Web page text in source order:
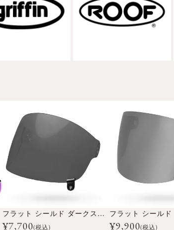
フラット シールド ダークスモーク
¥7,700(税込) ¥9,900(税込)